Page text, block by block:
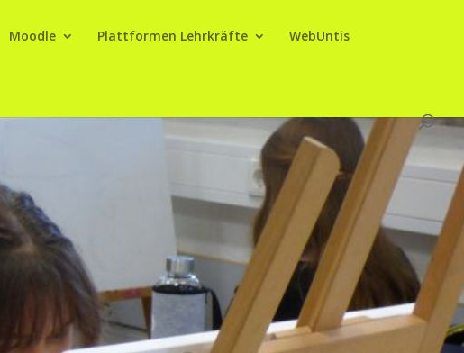
Moodle Plattformen Lehrkräfte WebUntis